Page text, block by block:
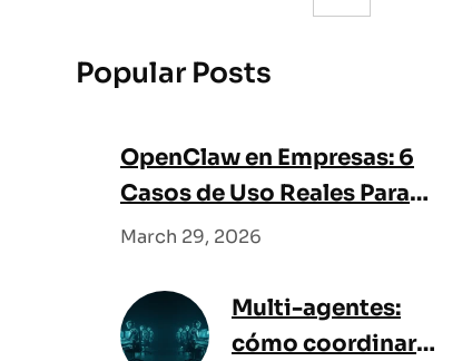
r
Popular Posts
OpenClaw en Empresas: 6
Casos de Uso Reales Para
Equipos y Startups
March 29, 2026
Multi-agentes:
cómo coordinar